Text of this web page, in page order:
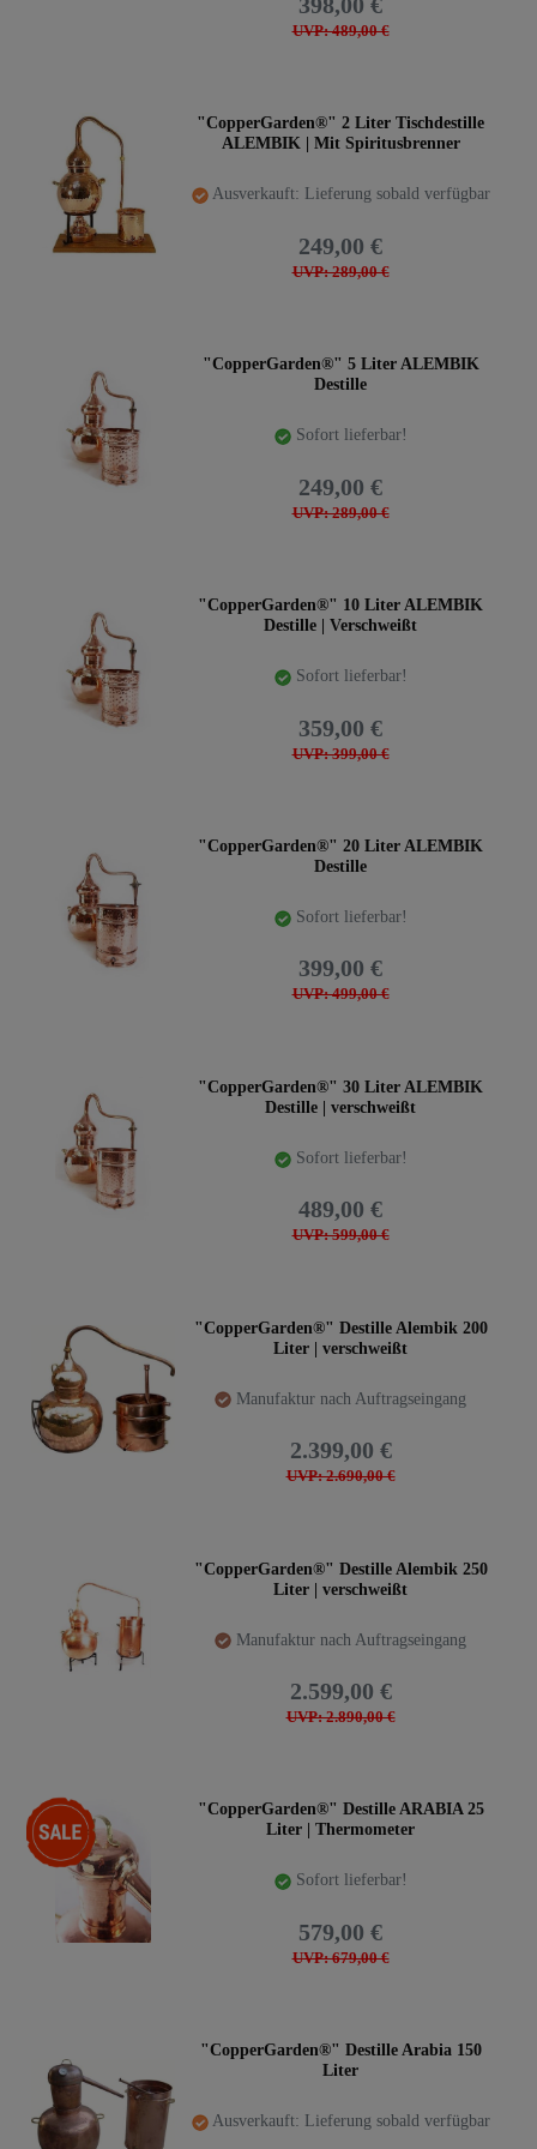
UVP: 489,00 €
398,00 €
"CopperGarden®" 2 Liter Tischdestille
ALEMBIK | Mit Spiritusbrenner
Ausverkauft: Lieferung sobald verfügbar
UVP: 289,00 €
249,00 €
"CopperGarden®" 5 Liter ALEMBIK
Destille
Sofort lieferbar!
UVP: 289,00 €
249,00 €
"CopperGarden®" 10 Liter ALEMBIK
Destille | Verschweißt
Sofort lieferbar!
UVP: 399,00 €
359,00 €
"CopperGarden®" 20 Liter ALEMBIK
Destille
Sofort lieferbar!
UVP: 499,00 €
399,00 €
"CopperGarden®" 30 Liter ALEMBIK
Destille | verschweißt
Sofort lieferbar!
UVP: 599,00 €
489,00 €
"CopperGarden®" Destille Alembik 200
Liter | verschweißt
Manufaktur nach Auftragseingang
UVP: 2.690,00 €
2.399,00 €
"CopperGarden®" Destille Alembik 250
Liter | verschweißt
Manufaktur nach Auftragseingang
UVP: 2.890,00 €
2.599,00 €
-15%
"CopperGarden®" Destille ARABIA 25
Liter | Thermometer
Sofort lieferbar!
UVP: 679,00 €
579,00 €
"CopperGarden®" Destille Arabia 150
Liter
Ausverkauft: Lieferung sobald verfügbar